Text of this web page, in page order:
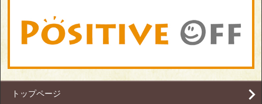
トップページ